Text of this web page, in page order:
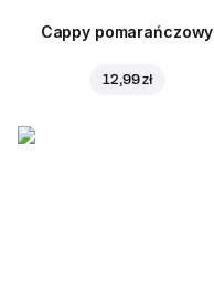
Cappy pomarańczowy
12,99 zł